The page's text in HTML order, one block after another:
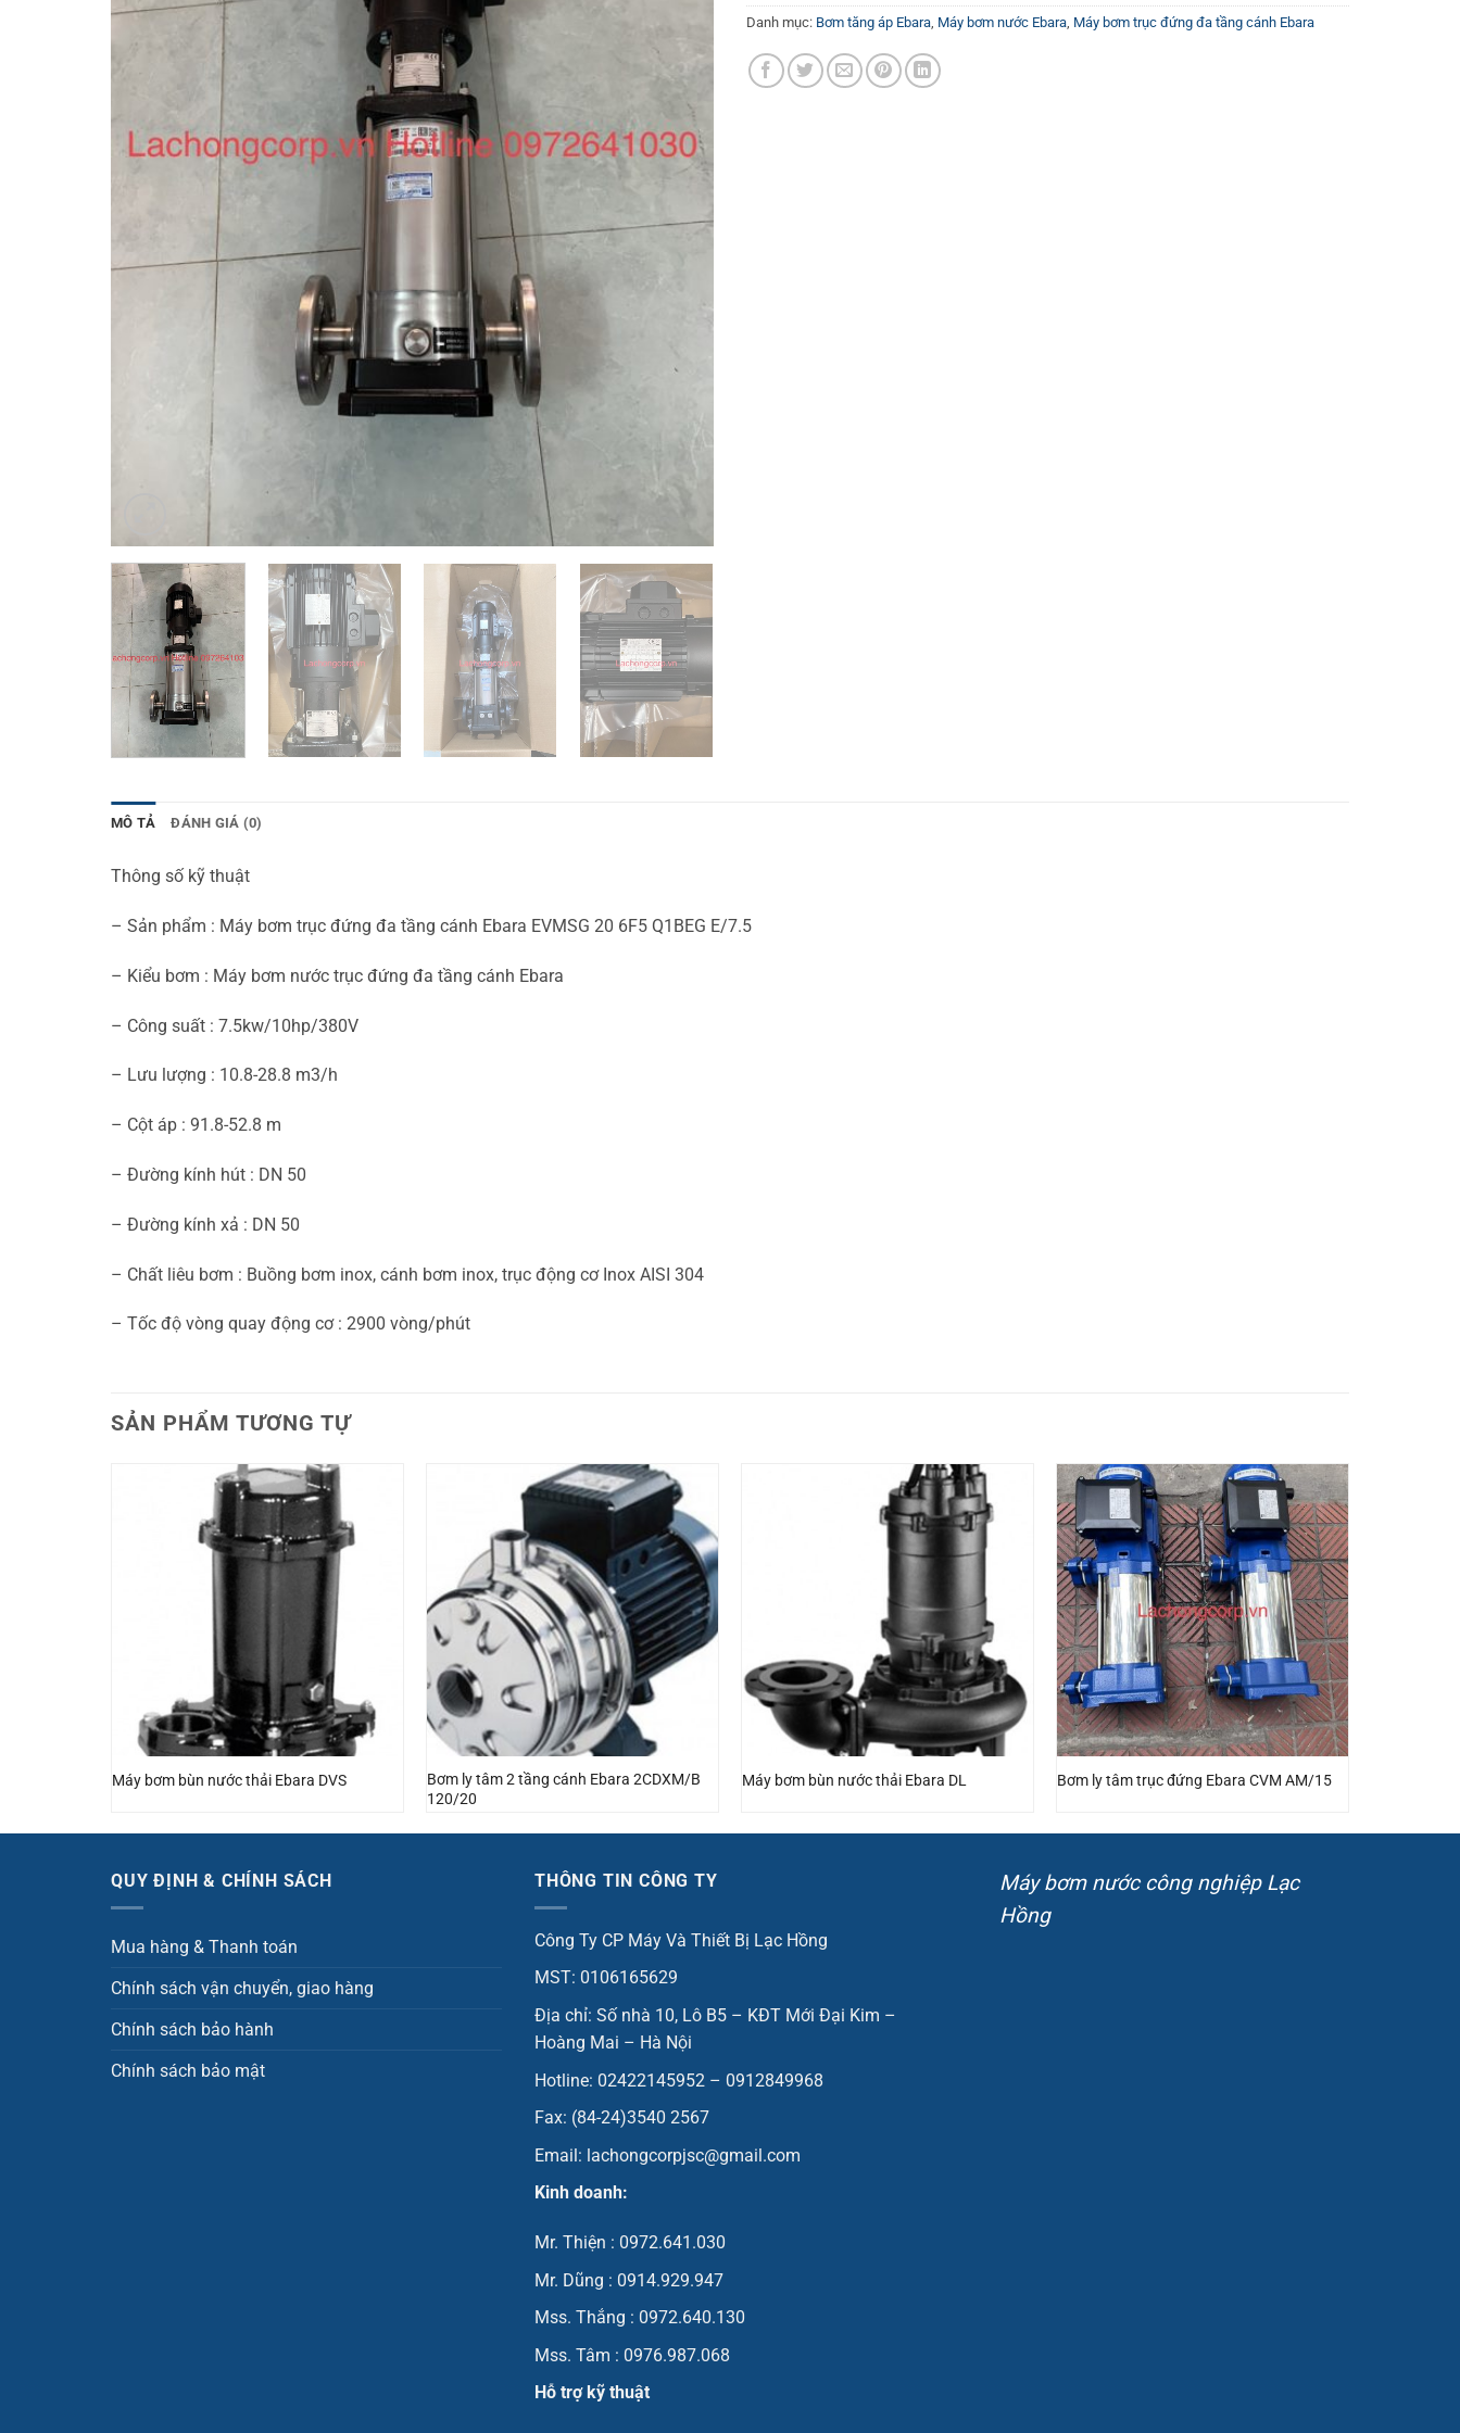
Danh mục: Bơm tăng áp Ebara Máy bơm nước Ebara Máy bơm trục đứng đa tầng cánh Ebara
MÔ TẢ ĐÁNH GIÁ (0)
Thông số kỹ thuật
– Sản phẩm : Máy bơm trục đứng đa tầng cánh Ebara EVMSG 20 6F5 Q1BEG E/7.5
– Kiểu bơm : Máy bơm nước trục đứng đa tầng cánh Ebara
– Công suất : 7.5kw/10hp/380V
– Lưu lượng : 10.8-28.8 m3/h
– Cột áp : 91.8-52.8 m
– Đường kính hút : DN 50
– Đường kính xả : DN 50
– Chất liêu bơm : Buồng bơm inox, cánh bơm inox, trục động cơ Inox AISI 304
– Tốc độ vòng quay động cơ : 2900 vòng/phút
SẢN PHẨM TƯƠNG TỰ
Máy bơm bùn nước thải Ebara DVS
Bơm ly tâm 2 tầng cánh Ebara 2CDXM/B
120/20
Máy bơm bùn nước thải Ebara DL Bơm ly tâm trục đứng Ebara CVM AM/15
QUY ĐỊNH & CHÍNH SÁCH
Mua hàng & Thanh toán
Chính sách vận chuyển, giao hàng
Chính sách bảo hành
Chính sách bảo mật
THÔNG TIN CÔNG TY
Công Ty CP Máy Và Thiết Bị Lạc Hồng
MST: 0106165629
Địa chỉ: Số nhà 10, Lô B5 – KĐT Mới Đại Kim –
Hoàng Mai – Hà Nội
Hotline: 02422145952 – 0912849968
Fax: (84-24)3540 2567
Email: lachongcorpjsc@gmail.com
Kinh doanh:
Mr. Thiện : 0972.641.030
Mr. Dũng : 0914.929.947
Mss. Thắng : 0972.640.130
Mss. Tâm : 0976.987.068
Hỗ trợ kỹ thuật
Máy bơm nước công nghiệp Lạc
Hồng